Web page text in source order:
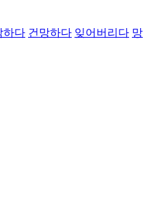
하다 건망하다 잊어버리다 망